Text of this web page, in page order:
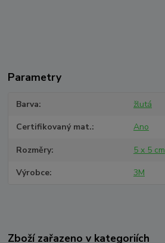
Parametry
Barva žlutá
Certifikovaný mat. Ano
Rozměry 5 x 5 cm
Výrobce 3M
Zboží zařazeno v kategoriích